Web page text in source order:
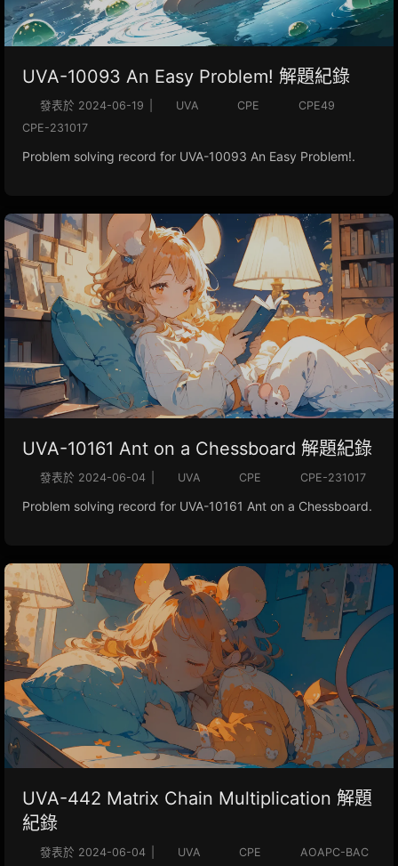
UVA-10093 An Easy Problem! 解題紀錄
發表於 2024-06-19 UVA CPE
CPE49
CPE-231017
Problem solving record for UVA-10093 An Easy Problem!.
UVA-10161 Ant on a Chessboard 解題紀錄
發表於 2024-06-04 UVA CPE CPE-231017
Problem solving record for UVA-10161 Ant on a Chessboard.
UVA-442 Matrix Chain Multiplication 解題
紀錄
發表於 2024-06-04 UVA CPE
AOAPC-BAC